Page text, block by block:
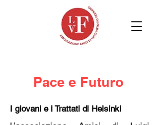
Pace e Futuro
I giovani e i Trattati di Helsinki